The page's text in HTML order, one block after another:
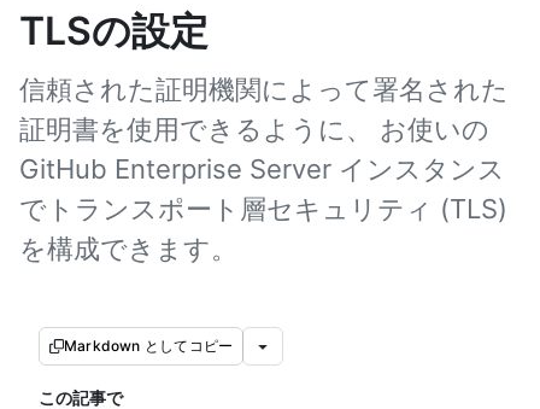
TLSの設定
信頼された証明機関によって署名された
証明書を使用できるように、 お使いの
GitHub Enterprise Server インスタンス
でトランスポート層セキュリティ (TLS)
を構成できます。
Markdown としてコピー
この記事で